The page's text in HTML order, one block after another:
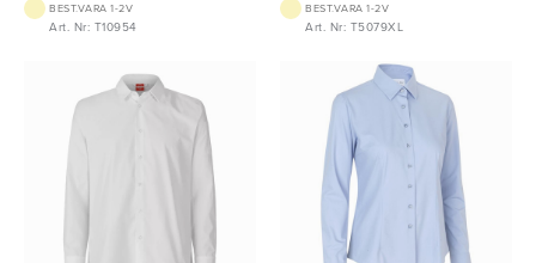
BEST.VARA 1-2V
Art. Nr: T10954
BEST.VARA 1-2V
Art. Nr: T5079XL